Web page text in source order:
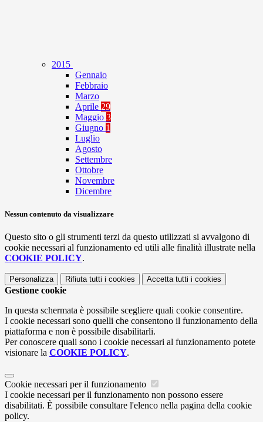
2015
Gennaio
Febbraio
Marzo
Aprile 29
Maggio 3
Giugno 1
Luglio
Agosto
Settembre
Ottobre
Novembre
Dicembre
Nessun contenuto da visualizzare
Questo sito o gli strumenti terzi da questo utilizzati si avvalgono di
cookie necessari al funzionamento ed utili alle finalità illustrate nella
COOKIE POLICY.
Personalizza Rifiuta tutti i cookies Accetta tutti i cookies
Gestione cookie
In questa schermata è possibile scegliere quali cookie consentire.
I cookie necessari sono quelli che consentono il funzionamento della
piattaforma e non è possibile disabilitarli.
Per conoscere quali sono i cookie necessari al funzionamento potete
visionare la COOKIE POLICY.
Cookie necessari per il funzionamento
I cookie necessari per il funzionamento non possono essere
disabilitati. È possibile consultare l'elenco nella pagina della cookie
policy.